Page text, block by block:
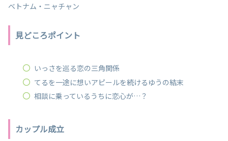
ベトナム・ニャチャン
見どころポイント
いっさを巡る恋の三角関係
てるを一途に想いアピールを続けるゆうの結末
相談に乗っているうちに恋心が…？
カップル成立